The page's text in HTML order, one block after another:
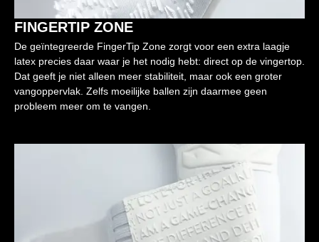
FINGERTIP ZONE
De geïntegreerde FingerTip Zone zorgt voor een extra laagje
latex precies daar waar je het nodig hebt: direct op de vingertop.
Dat geeft je niet alleen meer stabiliteit, maar ook een groter
vangoppervlak. Zelfs moeilijke ballen zijn daarmee geen
probleem meer om te vangen.